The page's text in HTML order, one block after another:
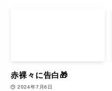
赤裸々に告白🎁
2024年7月6日